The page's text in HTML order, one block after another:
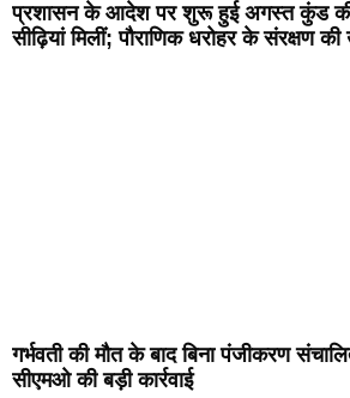
प्रशासन के आदेश पर शुरू हुई अगस्त कुंड की
सीढ़ियां मिलीं; पौराणिक धरोहर के संरक्षण की
गर्भवती की मौत के बाद बिना पंजीकरण
सीएमओ की बड़ी कार्रवाई